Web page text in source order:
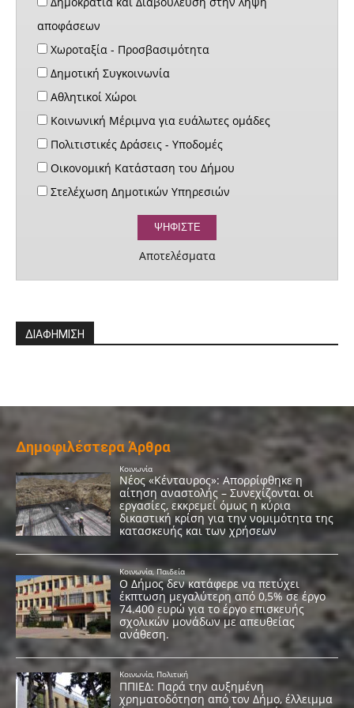
αποφάσεων
Χωροταξία - Προσβασιμότητα
Δημοτική Συγκοινωνία
Αθλητικοί Χώροι
Κοινωνική Μέριμνα για ευάλωτες ομάδες
Πολιτιστικές Δράσεις - Υποδομές
Οικονομική Κατάσταση του Δήμου
Στελέχωση Δημοτικών Υπηρεσιών
Αποτελέσματα
ΔΙΑΦΗΜΙΣΗ
Δημοφιλέστερα Άρθρα